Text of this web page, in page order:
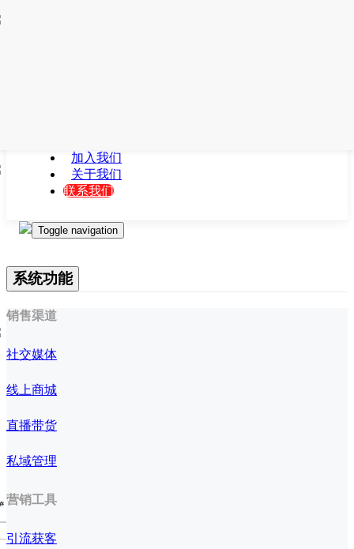
加入我们
关于我们
联系我们
Toggle navigation
系统功能
销售渠道
社交媒体
线上商城
直播带货
私域管理
营销工具
引流获客